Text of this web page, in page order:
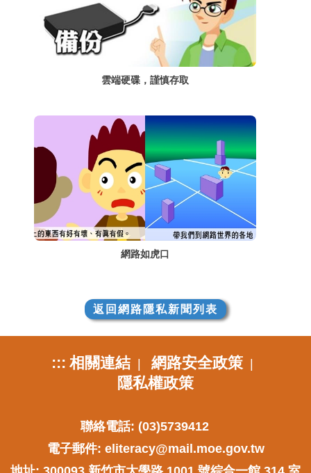
雲端硬碟，謹慎存取
網路如虎口
返回網路隱私新聞列表
::: 相關連結| 網路安全政策|
隱私權政策
聯絡電話: (03)5739412
電子郵件: eliteracy@mail.moe.gov.tw